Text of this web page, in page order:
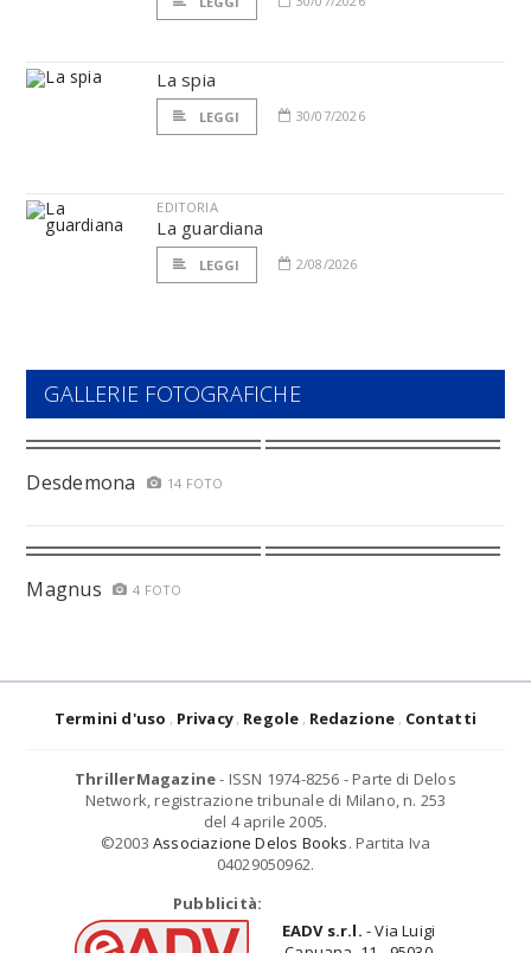
La spia
LEGGI 30/07/2026
EDITORIA
La guardiana
LEGGI 2/08/2026
GALLERIE FOTOGRAFICHE
Desdemona 14 FOTO
Magnus 4 FOTO
Termini d'uso Privacy Regole Redazione Contatti
ThrillerMagazine- ISSN 1974-8256 - Parte di Delos
Network, registrazione tribunale di Milano, n. 253
del 4 aprile 2005.
©2003 Associazione Delos Books. Partita Iva
04029050962.
Pubblicità:
EADV s.r.l. - Via Luigi